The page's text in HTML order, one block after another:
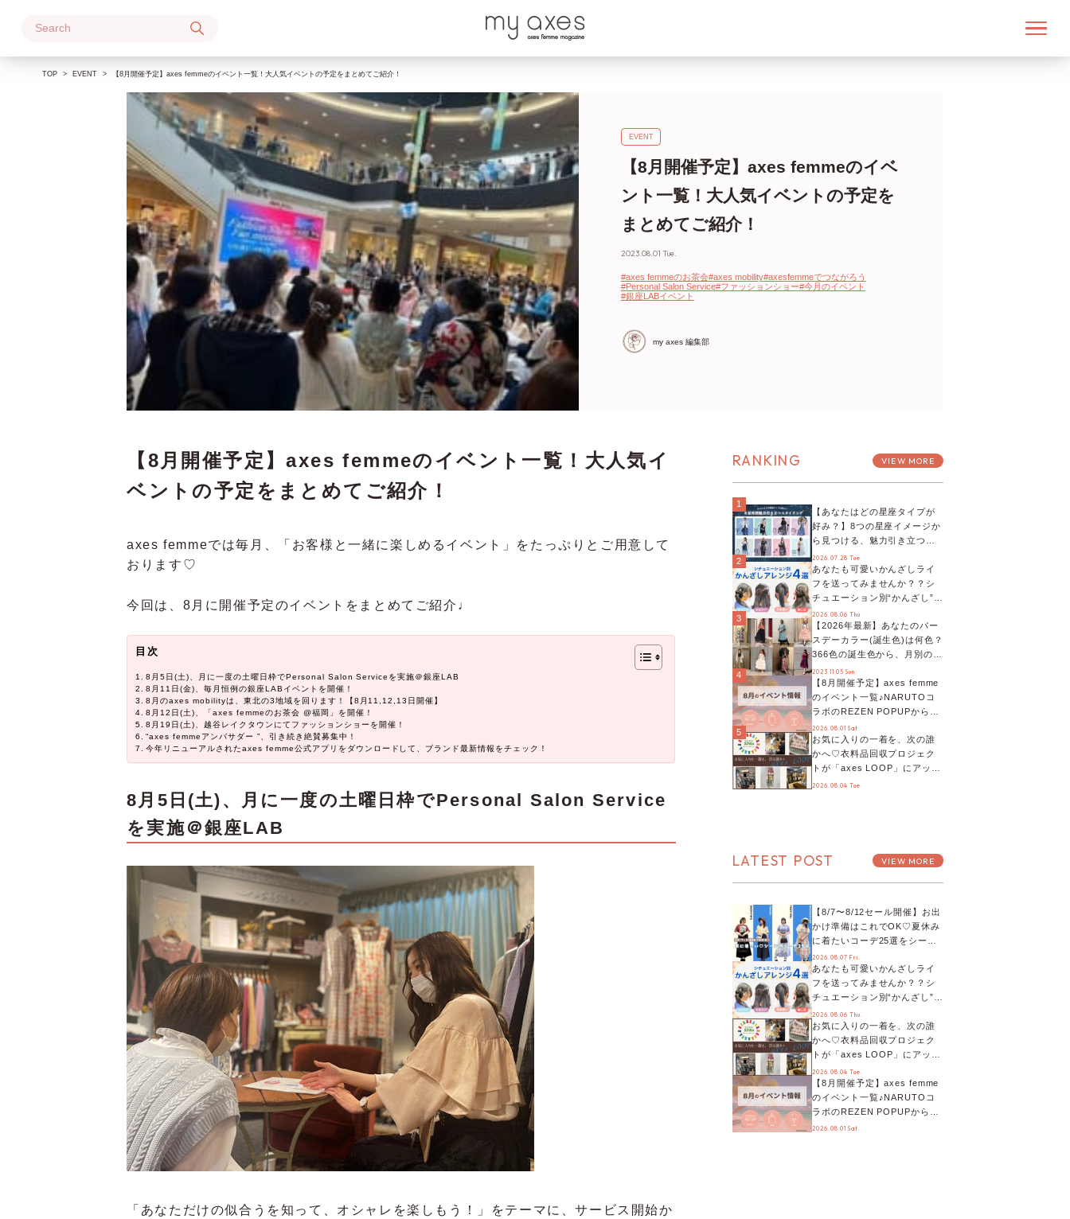
TOP EVENT 【8月開催予定】axes femmeのイベント一覧！大人気イベントの予定をまとめてご紹介！
EVENT
【8月開催予定】axes femmeのイベ
ント一覧！大人気イベントの予定を
まとめてご紹介！
2023.08.01 Tue.
#axes femmeのお茶会#axes mobility#axesfemmeでつながろう
#Personal Salon Service#ファッションショー#今月のイベント
#銀座LABイベント
my axes 編集部
【8月開催予定】axes femmeのイベント一覧！大人気イ
ベントの予定をまとめてご紹介！
axes femmeでは毎月、「お客様と一緒に楽しめるイベント」をたっぷりとご用意して
おります♡
今回は、8月に開催予定のイベントをまとめてご紹介♩
目次
8月5日(土)、月に一度の土曜日枠でPersonal Salon Serviceを実施＠銀座LAB
8月11日(金)、毎月恒例の銀座LABイベントを開催！
8月のaxes mobilityは、東北の3地域を回ります！【8月11,12,13日開催】
8月12日(土)、「axes femmeのお茶会 @福岡」を開催！
8月19日(土)、越谷レイクタウンにてファッションショーを開催！
“axes femmeアンバサダー ”、引き続き絶賛募集中！
今年リニューアルされたaxes femme公式アプリをダウンロードして、ブランド最新情報をチェック！
8月5日(土)、月に一度の土曜日枠でPersonal Salon Service
を実施＠銀座LAB
「あなただけの似合うを知って、オシャレを楽しもう！」をテーマに、サービス開始か
RANKING VIEW MORE
1
【あなたはどの星座タイプが
好み？】8つの星座イメージか
ら見つける、魅力引き立つス
タイリング♡
2026.07.28 Tue
2
あなたも可愛いかんざしライ
フを送ってみませんか？？シ
チュエーション別“かんざし”の
オススメ【ショップスタッフ
編集部】
2026.08.06 Thu
3
【2026年最新】あなたのバー
スデーカラー(誕生色)は何色？
366色の誕生色から、月別の誕
生色、バースデーカラーコー
デまでご紹介♡
2023.11.05 Sun
4
【8月開催予定】axes femme
のイベント一覧♪NARUTOコ
ラボのREZEN POPUPから、
プチYour Stage.、ティーパー
ティまで！8月の特別なイベン
トをチェック◎
2026.08.01 Sat
5
お気に入りの一着を、次の誰
かへ♡衣料品回収プロジェク
トが「axes LOOP」にアップ
デート！活用するとポイント
2026.08.04 Tue
LATEST POST VIEW MORE
【8/7〜8/12セール開催】お出
かけ準備はこれでOK♡夏休み
に着たいコーデ25選をシーン
別に徹底解説！
2026.08.07 Fri.
あなたも可愛いかんざしライ
フを送ってみませんか？？シ
チュエーション別“かんざし”の
オススメ【ショップスタッフ
編集部】
2026.08.06 Thu.
お気に入りの一着を、次の誰
かへ♡衣料品回収プロジェク
トが「axes LOOP」にアップ
デート！活用するとポイント
が手に入る◎
2026.08.04 Tue.
【8月開催予定】axes femme
のイベント一覧♪NARUTOコ
ラボのREZEN POPUPから、
プチYour Stage.、ティーパー
2026.08.01 Sat.